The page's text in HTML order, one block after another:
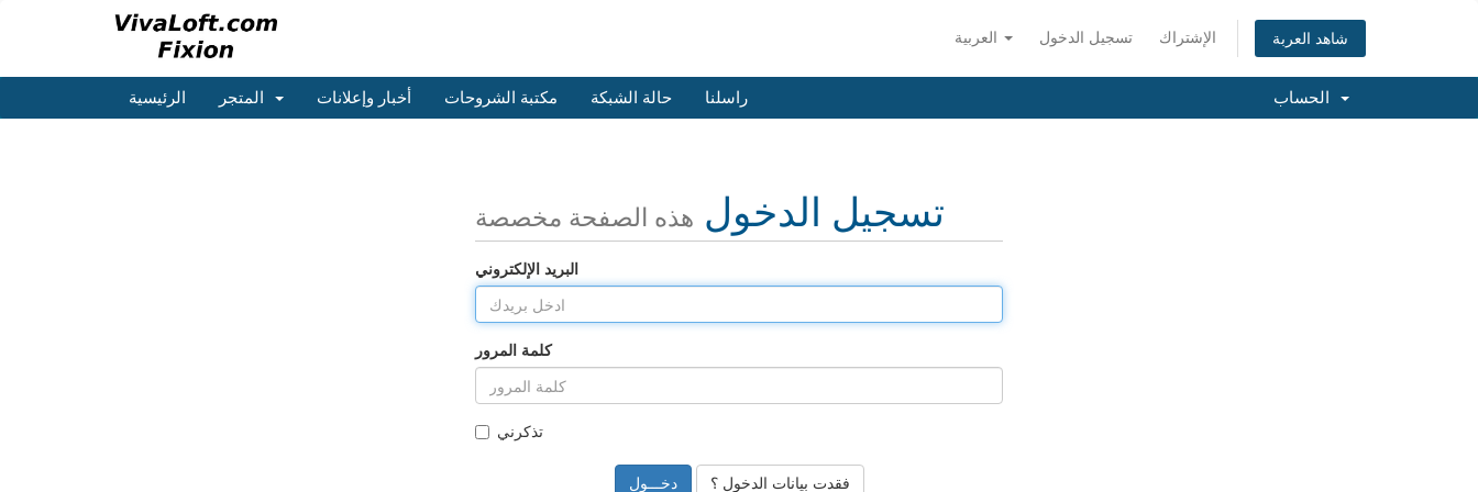
تسجيل الدخول الإشتراك شاهد العربة
الرئيسية أخبار وإعلانات مكتبة الشروحات حالة الشبكة راسلنا
تسجيل الدخول هذه الصفحة مخصصة
البريد الإلكتروني
كلمة المرور
تذكرني
فقدت بيانات الدخول ؟